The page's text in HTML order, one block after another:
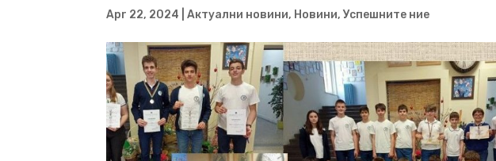
Apr 22, 2024 |Актуални новини, Новини,Успешните ние